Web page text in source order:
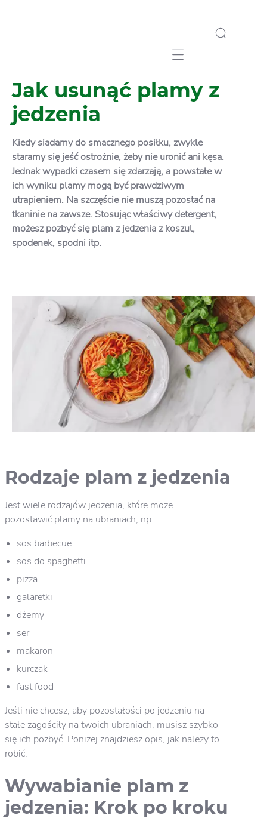
Mobile navigation
Jak usunąć plamy z
jedzenia
Kiedy siadamy do smacznego posiłku, zwykle
staramy się jeść ostrożnie, żeby nie uronić ani kęsa.
Jednak wypadki czasem się zdarzają, a powstałe w
ich wyniku plamy mogą być prawdziwym
utrapieniem. Na szczęście nie muszą pozostać na
tkaninie na zawsze. Stosując właściwy detergent,
możesz pozbyć się plam z jedzenia z koszul,
spodenek, spodni itp.
Rodzaje plam z jedzenia
Jest wiele rodzajów jedzenia, które może
pozostawić plamy na ubraniach, np:
sos barbecue
sos do spaghetti
pizza
galaretki
dżemy
ser
makaron
kurczak
fast food
Jeśli nie chcesz, aby pozostałości po jedzeniu na
stałe zagościły na twoich ubraniach, musisz szybko
się ich pozbyć. Poniżej znajdziesz opis, jak należy to
robić.
Wywabianie plam z
jedzenia: Krok po kroku